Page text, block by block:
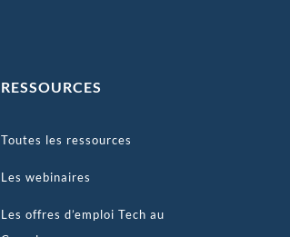
RESSOURCES
Toutes les ressources
Les webinaires
Les offres d’emploi Tech au